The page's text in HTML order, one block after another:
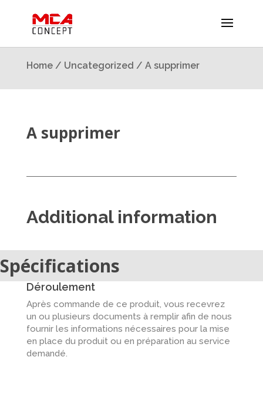
Home/ Uncategorized / A supprimer
A supprimer
Additional information
Spécifications
Déroulement
Après commande de ce produit, vous recevrez
un ou plusieurs documents à remplir afin de nous
fournir les informations nécessaires pour la mise
en place du produit ou en préparation au service
demandé.